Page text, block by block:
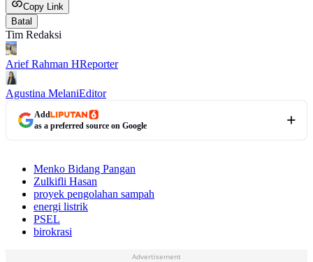
Copy Link
Batal
Tim Redaksi
Arief Rahman HReporter
Agustina MelaniEditor
Add
as a preferred source on Google
Menko Bidang Pangan
Zulkifli Hasan
proyek pengolahan sampah
energi listrik
PSEL
birokrasi
Advertisement